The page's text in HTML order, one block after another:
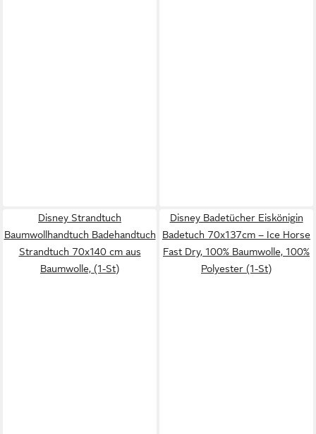
Disney Strandtuch
Baumwollhandtuch Badehandtuch
Strandtuch 70x140 cm aus
Baumwolle, (1-St)
Disney Badetücher Eiskönigin
Badetuch 70x137cm – Ice Horse
Fast Dry, 100% Baumwolle, 100%
Polyester (1-St)